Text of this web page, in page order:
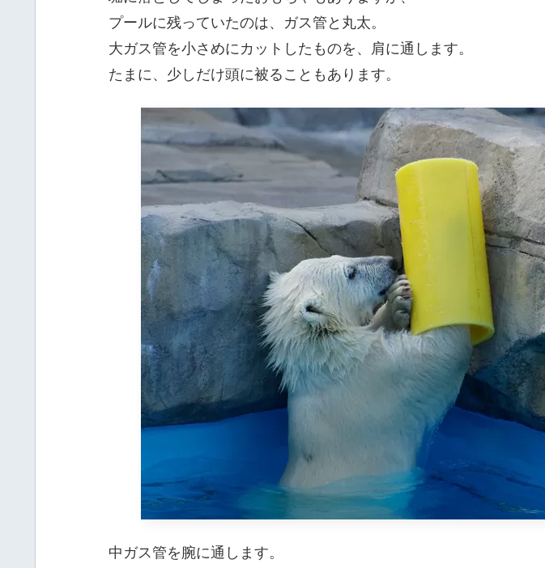
プールに残っていたのは、ガス管と丸太。
大ガス管を小さめにカットしたものを、肩に通します。
たまに、少しだけ頭に被ることもあります。
中ガス管を腕に通します。